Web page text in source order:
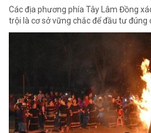
Các địa phương phía Tây Lâm Đồng
trội là cơ sở vững chắc để đầu tư đúng